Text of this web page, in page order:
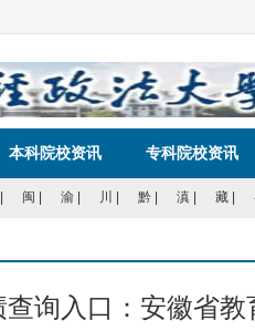
本科院校资讯 专科院校资讯
闽 渝| 川 黔| 滇| 藏|
询入口：安徽省